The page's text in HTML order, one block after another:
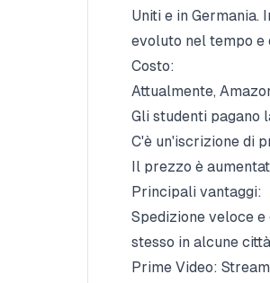
Uniti e in
evoluto nel tempo e
Costo:
Attualmente,
Gli studenti pagano
C'è un'iscrizione di
Il prezzo è
Principali vantaggi:
Spedizione veloce
stesso in alcune
Prime Video: